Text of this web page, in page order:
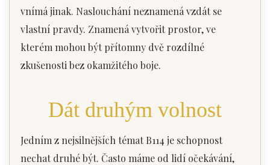
vnímá jinak. Naslouchání neznamená vzdát se
vlastní pravdy. Znamená vytvořit prostor, ve
kterém mohou být přítomny dvě rozdílné
zkušenosti bez okamžitého boje.
Dát druhým volnost
Jedním z nejsilnějších témat B114 je schopnost
nechat druhé být. Často máme od lidí očekávání,